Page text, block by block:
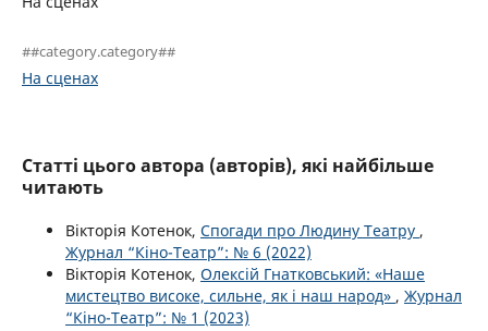
##category.category##
На сценах
Статті цього автора (авторів), які найбільше
читають
Вікторія Котенок, Спогади про Людину Театру ,
Журнал “Кіно-Театр”: № 6 (2022)
Вікторія Котенок, Олексій Гнатковський: «Наше
мистецтво високе, сильне, як і наш народ» , Журнал
“Кіно-Театр”: № 1 (2023)